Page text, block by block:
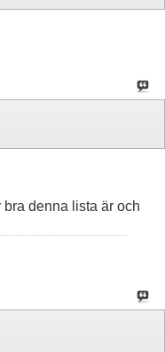
denna lista är och